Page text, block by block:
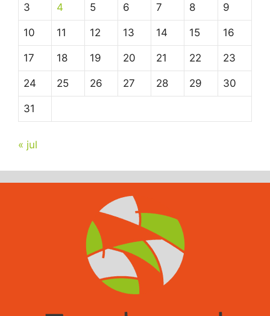
3 4 5 6 7 8 9
10 11 12 13 14 15 16
17 18 19 20 21 22 23
24 25 26 27 28 29 30
31
« jul